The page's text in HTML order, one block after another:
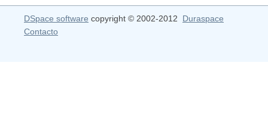
DSpace software copyright © 2002-2012 Duraspace
Contacto